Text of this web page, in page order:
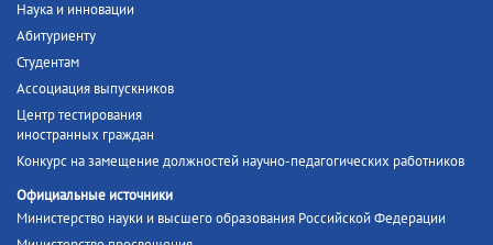
Наука и инновации
Абитуриенту
Студентам
Ассоциация выпускников
Центр тестирования
иностранных граждан
Конкурс на замещение должностей научно-педагогических работников
Официальные источники
Министерство науки и высшего образования Российской Федерации